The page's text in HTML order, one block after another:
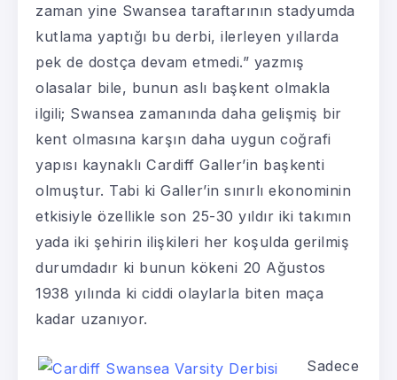
zaman yine Swansea taraftarının stadyumda
kutlama yaptığı bu derbi, ilerleyen yıllarda
pek de dostça devam etmedi.” yazmış
olasalar bile, bunun aslı başkent olmakla
ilgili; Swansea zamanında daha gelişmiş bir
kent olmasına karşın daha uygun coğrafi
yapısı kaynaklı Cardiff Galler’in başkenti
olmuştur. Tabi ki Galler’in sınırlı ekonominin
etkisiyle özellikle son 25-30 yıldır iki takımın
yada iki şehirin ilişkileri her koşulda gerilmiş
durumdadır ki bunun kökeni 20 Ağustos
1938 yılında ki ciddi olaylarla biten maça
kadar uzanıyor.
Sadece